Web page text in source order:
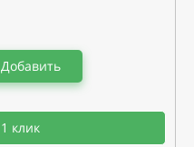
Добавить
клик